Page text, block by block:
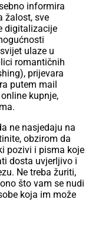
informira
žalost, sve
digitalizacije
ulaze u
romantičnih
prijevara
putem mail
kupnje,
ne nasjedaju na
obzirom da
pozivi i pisma koje
dosta uvjerljivo i
Ne treba žuriti,
što vam se nudi
koja im može